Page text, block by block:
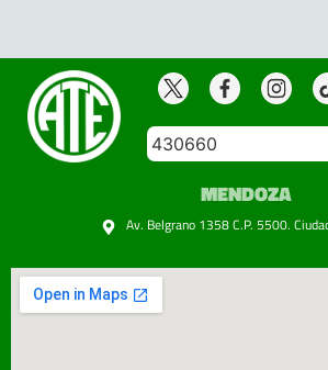
430660
MENDOZA
Av. Belgrano 1358 C.P. 5500.